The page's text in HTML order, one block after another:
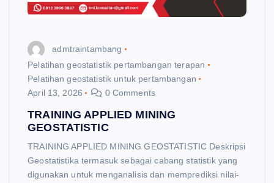
admtraintambang
Pelatihan geostatistik pertambangan terapan
Pelatihan geostatistik untuk pertambangan
April 13, 2026
0 Comments
TRAINING APPLIED MINING
GEOSTATISTIC
TRAINING APPLIED MINING GEOSTATISTIC Deskripsi
Geostatistika termasuk sebagai cabang statistik yang
digunakan untuk menganalisis dan memprediksi nilai-